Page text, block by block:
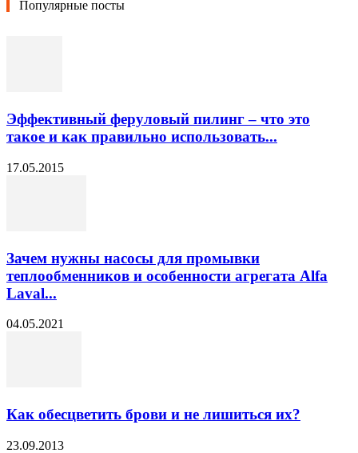
Популярные посты
Эффективный феруловый пилинг – что это
такое и как правильно использовать...
17.05.2015
Зачем нужны насосы для промывки
теплообменников и особенности агрегата Alfa
Laval...
04.05.2021
Как обесцветить брови и не лишиться их?
23.09.2013